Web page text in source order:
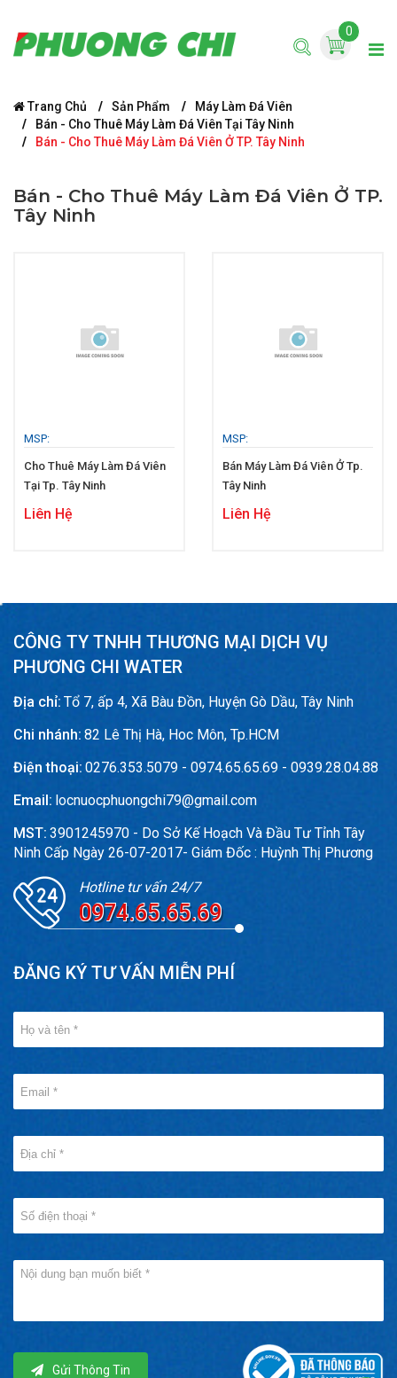
0
Trang Chủ Sản Phẩm
Máy Làm Đá Viên
Bán - Cho Thuê Máy Làm Đá Viên Tại Tây Ninh
Bán - Cho Thuê Máy Làm Đá Viên Ở TP. Tây Ninh
Bán - Cho Thuê Máy Làm Đá Viên Ở TP.
Tây Ninh
MSP:
Cho Thuê Máy Làm Đá Viên
Tại Tp. Tây Ninh
Liên Hệ
MSP:
Bán Máy Làm Đá Viên Ở Tp.
Tây Ninh
Liên Hệ
CÔNG TY TNHH THƯƠNG MẠI DỊCH VỤ
PHƯƠNG CHI WATER
Địa chỉ: Tổ 7, ấp 4, Xã Bàu Đồn, Huyện Gò Dầu, Tây Ninh
Chi nhánh: 82 Lê Thị Hà, Hoc Môn, Tp.HCM
Điện thoại: 0276.353.5079 - 0974.65.65.69 - 0939.28.04.88
Email: locnuocphuongchi79@gmail.com
MST: 3901245970 - Do Sở Kế Hoạch Và Đầu Tư Tỉnh Tây
Ninh Cấp Ngày 26-07-2017- Giám Đốc : Huỳnh Thị Phương
Hotline tư vấn 24/7
0974.65.65.69
ĐĂNG KÝ TƯ VẤN MIỄN PHÍ
Gửi Thông Tin